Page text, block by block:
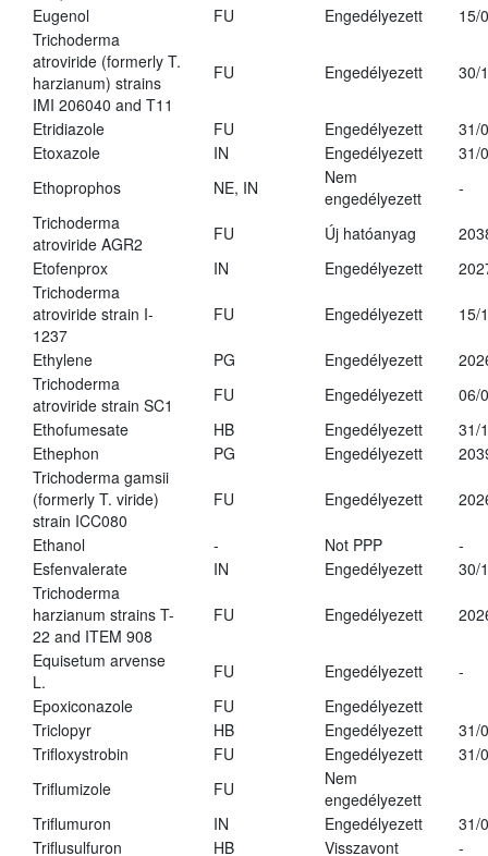
Eugenol
FU Engedélyezett
15/
Trichoderma
atroviride (formerly T.
harzianum) strains
IMI 206040 and T11
FU Engedélyezett 30/
Etridiazole FU Engedélyezett
31/
Etoxazole
IN Engedélyezett
31/
Ethoprophos
NE, IN
Nem
engedélyezett
-
Trichoderma
atroviride AGR2
FU Új hatóanyag
Etofenprox
IN Engedélyezett
Trichoderma
atroviride strain I-
1237
FU Engedélyezett 15/
Ethylene PG Engedélyezett
Trichoderma
atroviride strain SC1
FU Engedélyezett
06/
Ethofumesate
HB Engedélyezett
31/
Ethephon
PG Engedélyezett
Trichoderma gamsii
(formerly T. viride)
strain ICC080
FU Engedélyezett
Ethanol - Not PPP
-
Esfenvalerate
IN Engedélyezett
30/
Trichoderma
harzianum strains T-
22 and ITEM 908
FU Engedélyezett
Equisetum arvense
L.
FU Engedélyezett
-
Epoxiconazole
FU
Engedélyezett
Triclopyr
HB Engedélyezett
31/
Trifloxystrobin
FU Engedélyezett
31/
Triflumizole
FU
Nem
engedélyezett
Triflumuron
IN Engedélyezett
31/
Triflusulfuron
HB Visszavont
-